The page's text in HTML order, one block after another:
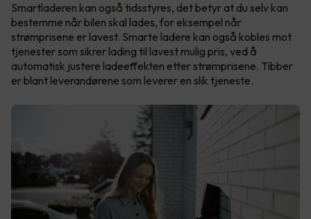
Smartladeren kan også tidsstyres, det betyr at du selv kan
bestemme når bilen skal lades, for eksempel når
strømprisene er lavest. Smarte ladere kan også kobles mot
tjenester som sikrer lading til lavest mulig pris, ved å
automatisk justere ladeeffekten etter strømprisene. Tibber
er blant leverandørene som leverer en slik tjeneste.